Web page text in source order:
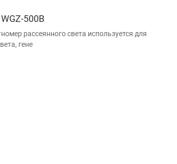
500B
рассеянного света используется для
гене